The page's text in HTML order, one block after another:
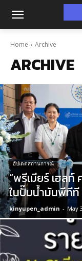
Home Archive
ARCHIVE
อัปเดตสถานการณ์
“พรีเมียร์ เฮล
ในปั๊มน้ำมันพีทีที
kinyupen_admin - May